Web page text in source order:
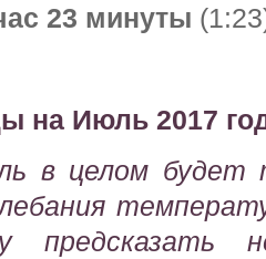
23 минуты
на Июль 2017
в целом будет